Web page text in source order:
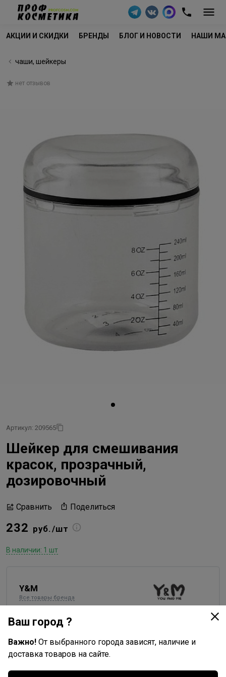
АКЦИИ И СКИДКИ БРЕНДЫ БЛОГ И НОВОСТИ НАШИ
чаши, шейкеры
нет отзывов
Артикул: 209565
Шейкер для смешивания
красок, прозрачный,
дозировочный
Сравнить Поделиться
232 руб./шт
В наличии: 1 шт
Y&M
Все товары бренда
Ваш город ?
Важно! От выбранного города зависят, наличие и
доставка товаров на сайте.